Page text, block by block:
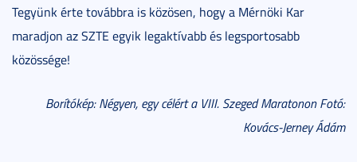
Tegyünk érte továbbra is közösen, hogy a Mérnöki Kar
maradjon az SZTE egyik legaktívabb és legsportosabb
közössége!
Borítókép: Négyen, egy célért a VIII. Szeged Maratonon Fotó:
Kovács-Jerney Ádám